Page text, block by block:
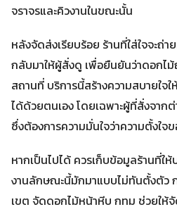
จราจรและคิวงานในขณะนั้น
หลังจัดส่งเรียบร้อย ร้านที่ใส่ใจจะถ่า
กลับมาให้ผู้สั่งดู เพื่อยืนยันว่าดอกไม้
สถานที่ บริการนี้สร้างความสบายใจ
ได้ด้วยตนเอง โดยเฉพาะผู้ที่สั่งจาก
ซึ่งต้องการความมั่นใจว่าความตั้งใ
หากเป็นไปได้ ควรเก็บข้อมูลร้านที่ให้
งานลักษณะนี้มักมาแบบไม่ทันตั้งตัว ก
เขต จัดดอกไม้หน้าหีบ กทม ช่วยให้จั